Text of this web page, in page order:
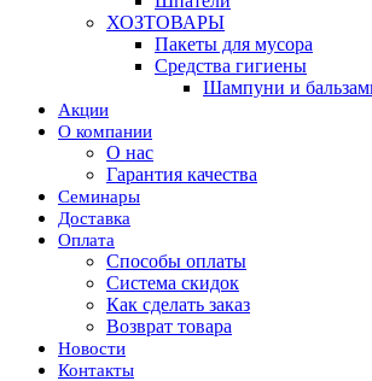
ХОЗТОВАРЫ
Пакеты для мусора
Средства гигиены
Шампуни и
Акции
О компании
О нас
Гарантия качества
Семинары
Доставка
Оплата
Способы оплаты
Система скидок
Как сделать заказ
Возврат товара
Новости
Контакты